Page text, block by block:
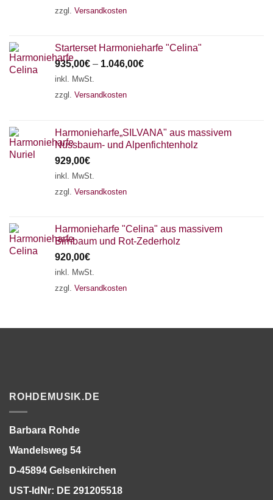
zzgl. Versandkosten
Starterset Harmonieharfe "Celina"
935,00€ – 1.046,00€
inkl. MwSt.
zzgl. Versandkosten
Harmonieharfe„SILVANA" aus massivem
Nussbaum- und Alpenfichtenholz
929,00€
inkl. MwSt.
zzgl. Versandkosten
Harmonieharfe "Celina" aus massivem
Birnbaum und Rot-Zederholz
920,00€
inkl. MwSt.
zzgl. Versandkosten
ROHDEMUSIK.DE
Barbara Rohde
Wandelsweg 54
D-45894 Gelsenkirchen
UST-IdNr: DE 291205518